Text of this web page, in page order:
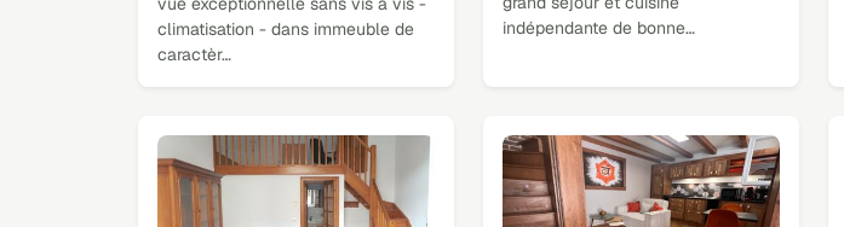
climatisation - dans immeuble de
caractèr…
indépendante de bonne…